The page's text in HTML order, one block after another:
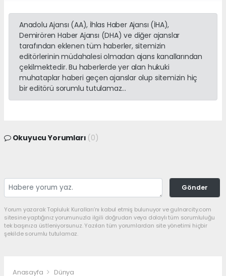
Anadolu Ajansı (AA), İhlas Haber Ajansı (İHA),
Demirören Haber Ajansı (DHA) ve diğer ajanslar
tarafından eklenen tüm haberler, sitemizin
editörlerinin müdahalesi olmadan ajans kanallarından
çekilmektedir. Bu haberlerde yer alan hukuki
muhataplar haberi geçen ajanslar olup sitemizin hiç
bir editörü sorumlu tutulamaz...
Okuyucu Yorumları (0)
Gönder
Yorum yazarak Topluluk Kuralları’nı kabul etmiş bulunuyor ve gulnarcity.com
sitesine yaptığınız yorumunuzla ilgili doğrudan veya dolaylı tüm sorumluluğu
tek başınıza üstleniyorsunuz. Yazılan tüm yorumlardan site yönetimi hiçbir
şekilde sorumlu tutulamaz.
Anasayfa Dünya